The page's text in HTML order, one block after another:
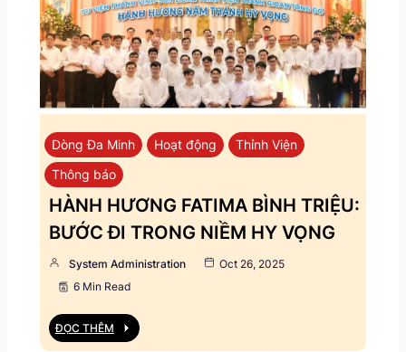
Dòng Đa Minh Hoạt động
Thỉnh Viện
Thông báo
HÀNH HƯƠNG FATIMA BÌNH TRIỆU:
BƯỚC ĐI TRONG NIỀM HY VỌNG
System Administration
Oct 26, 2025
6 Min Read
ĐỌC THÊM